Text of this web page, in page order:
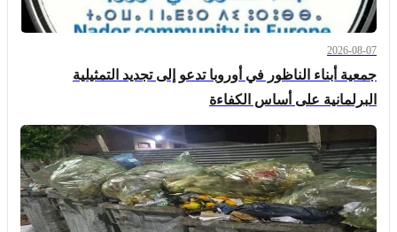
2026-08-07
جمعية أبناء الناظور في أوروبا تدعو إلى تجديد التمثيلية
البرلمانية على أساس الكفاءة